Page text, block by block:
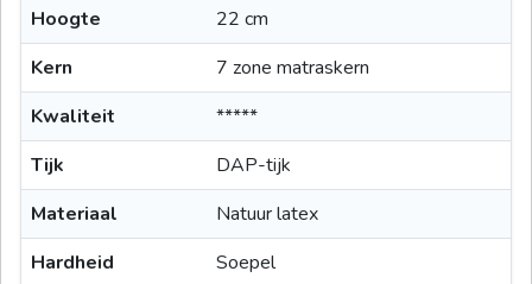
Hoogte
22 cm
Kern
7 zone matraskern
Kwaliteit
*****
Tijk
DAP-tijk
Materiaal
Natuur latex
Hardheid
Soepel